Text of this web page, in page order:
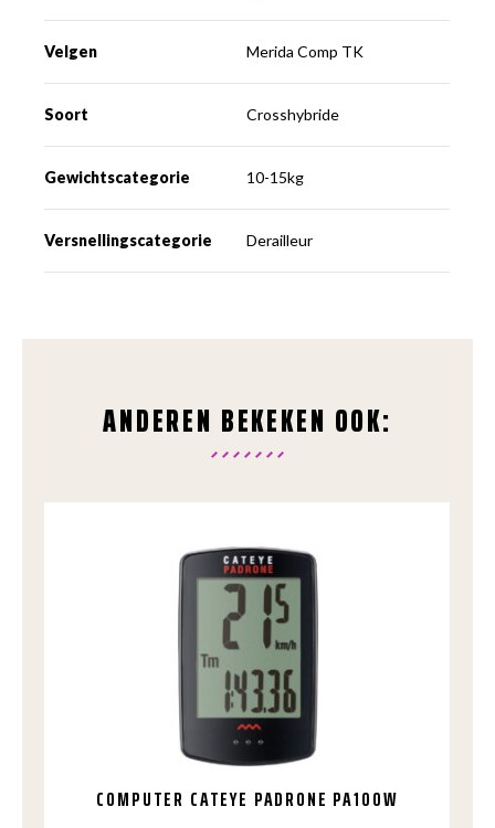
Velgen Merida Comp TK
Soort Crosshybride
Gewichtscategorie 10-15kg
Versnellingscategorie Derailleur
ANDEREN BEKEKEN OOK:
COMPUTER CATEYE PADRONE PA100W